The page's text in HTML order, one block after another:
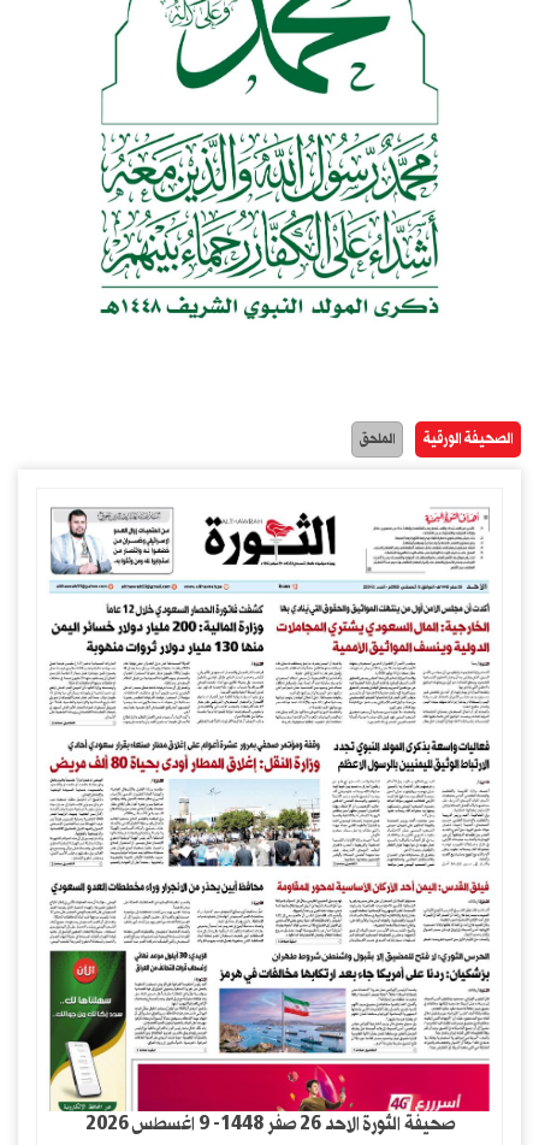
الصحيفة الورقية الملحق
صحيفة الثورة الاحد 26 صفر 1448- 9 اغسطس 2026